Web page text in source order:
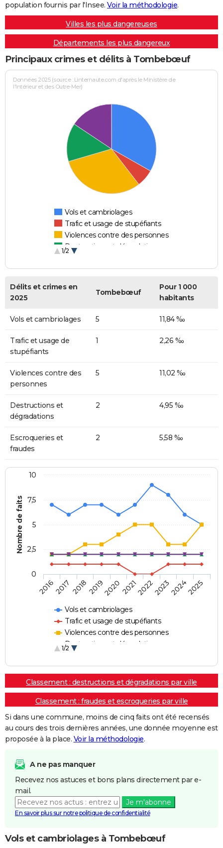
population fournis par l'Insee. Voir la méthodologie.
Villes les plus dangereuses
Départements les plus dangereux
Principaux crimes et délits à Tombebœuf
Données 2025 (source : Linternaute.com d'après le Ministère de
l'Intérieur et des Outre-Mer)
Vols et cambriolages
Trafic et usage de stupéfiants
Violences contre des personnes
Destructions et dégradations
1/2
Délits et crimes en
2025
Tombebœuf
Pour 1 000
habitants
Vols et cambriolages 5 11,84 ‰
Trafic et usage de
stupéfiants
1 2,26 ‰
Violences contre des
personnes
5 11,02 ‰
Destructions et
dégradations
2 4,95 ‰
Escroqueries et
fraudes
2 5,58 ‰
Nombre de faits
Vols et cambriolages
Trafic et usage de stupéfiants
Violences contre des personnes
Destructions et dégradations
1/2
20162017 20182019202020212022202320242025
0
2,5
5
7,5
10
Classement : destructions et dégradations par ville
Classement : fraudes et escroqueries par ville
Si dans une commune, moins de cinq faits ont été recensés
au cours des trois dernières années, une donnée moyenne est
proposée à la place. Voir la méthodologie.
A ne pas manquer
Recevez nos astuces et bons plans directement par e-
mail.
Je m'abonne
En savoir plus sur notre politique de confidentialité
Vols et cambriolages à Tombebœuf